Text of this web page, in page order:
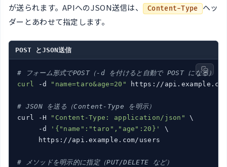
が送られます。APIへのJSON送信は、
Content-Type
ヘッ
ダーとあわせて指定します。
POST とJSON送信
# フォーム形式でPOST（-d を付けると自動で POST になる）
curl -d "name=taro&age=20" https://
# JSON を送る（Content-Type を明示）
curl -H
"Content-Type: application/json"
\
     -d
'{"name":"taro","age":20}'
\
     https://api.example.com/users
# メソッドを明示的に指定（PUT/DELETE など）